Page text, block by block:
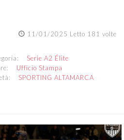
11/01/2025 Letto 181 volte
Serie A2 Élite
Ufficio Stampa
SPORTING ALTAMARCA